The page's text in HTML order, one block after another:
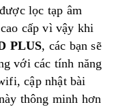
lọc tạp âm
cấp vì vậy khi
PLUS, các bạn sẽ
với các tính năng
cập nhật bài
thông minh hơn